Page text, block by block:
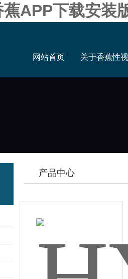
APP下载安装
网站首页 关于香蕉性
产品中心